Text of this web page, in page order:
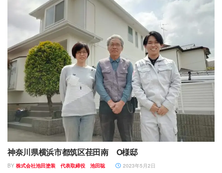
神奈川県横浜市都筑区荏田南 O様邸
BY 株式会社池田塗装 代表取締役 池田聡 2023年5月2日